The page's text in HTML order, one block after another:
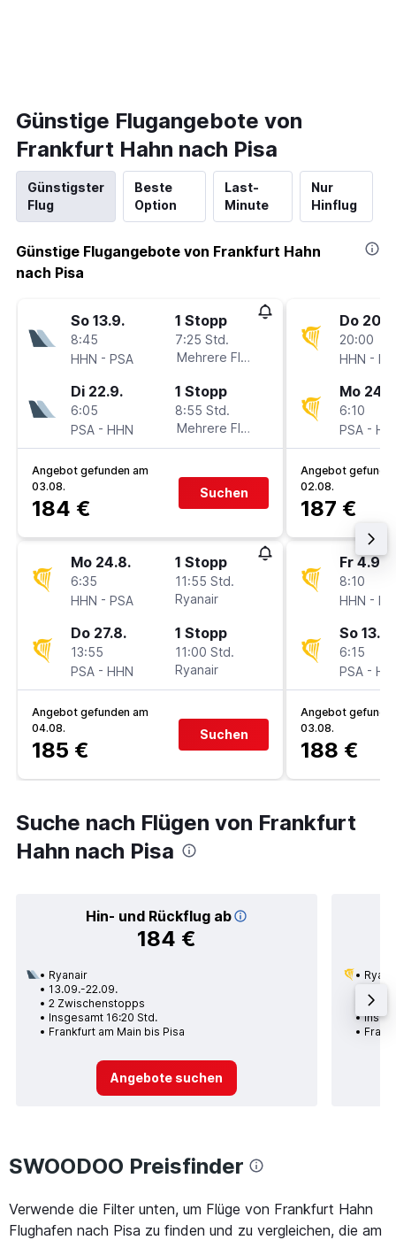
Günstige Flugangebote von
Frankfurt Hahn nach Pisa
Günstigster
Flug
Beste
Option
Last-
Minute
Nur
Hinflug
Günstige Flugangebote von Frankfurt Hahn
nach Pisa
So 13.9.
8:45
HHN - PSA
1 Stopp
7:25 Std.
Mehrere Fluglinien
Di 22.9.
6:05
PSA - HHN
1 Stopp
8:55 Std.
Mehrere Fluglinien
Angebot gefunden am
03.08.
184 €
Suchen
Mo 24.8.
6:35
HHN - PSA
1 Stopp
11:55 Std.
Ryanair
Do 27.8.
13:55
PSA - HHN
1 Stopp
11:00 Std.
Ryanair
Angebot gefunden am
04.08.
185 €
Suchen
Do
20:00
HHN -
Mo
6:10
PSA -
Angebot
02.08.
187 €
Fr 4.9.
8:10
HHN -
So 13.9.
6:15
PSA -
Angebot
03.08.
188 €
Suche nach Flügen von Frankfurt
Hahn nach Pisa
Hin- und Rückflug ab
184 €
Ryanair
13.09.-22.09.
2 Zwischenstopps
Insgesamt 16:20 Std.
Frankfurt am Main bis Pisa
Angebote suchen
1
SWOODOO Preisfinder
Verwende die Filter unten, um Flüge von Frankfurt Hahn
Flughafen nach Pisa zu finden und zu vergleichen, die am